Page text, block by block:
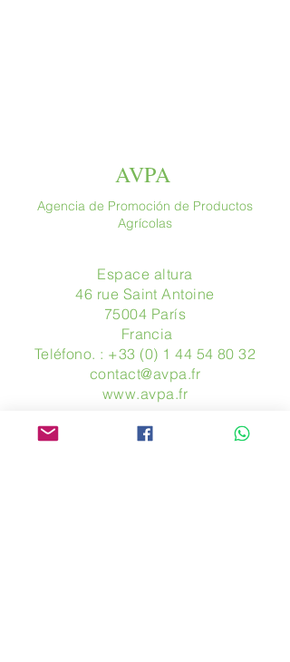
AVPA
Agencia de Promoción de Productos
Agrícolas
Espace altura
46 rue Saint Antoine
75004 París
​ Francia
Teléfono. : +33 (0) 1 44 54 80 32
contact@avpa.fr
www.avpa.fr